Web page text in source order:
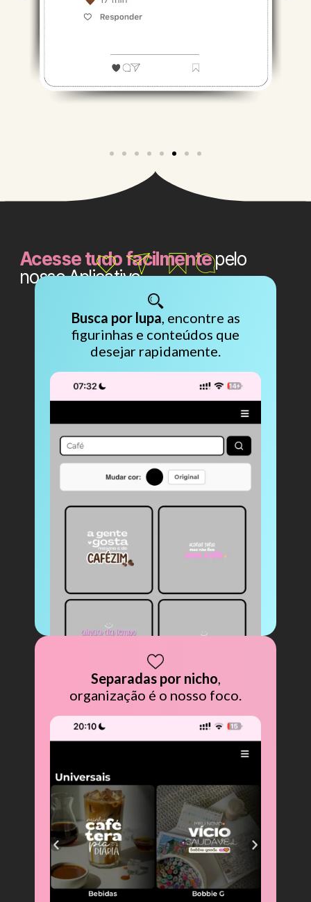
Acesse tudo facilmentepelo
nosso Aplicativo
Busca por lupa, encontre as
figurinhas e conteúdos que
desejar rapidamente.
Separadas por nicho,
organização é o nosso foco.